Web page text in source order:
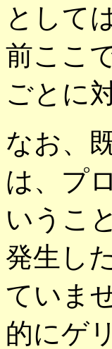
として
前ここ
ごとに
なお、
は、プ
いうこ
発生し
ていま
的にゲ